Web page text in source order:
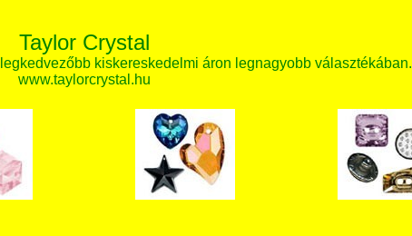
Taylor Crystal
kiskereskedelmi áron legnagyobb választékában.
www.taylorcrystal.hu